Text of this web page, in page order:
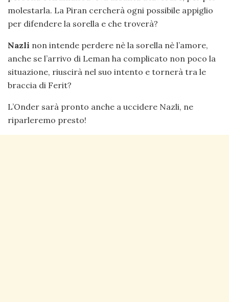
molestarla. La Piran cercherà ogni possibile appiglio
per difendere la sorella e che troverà?
Nazli non intende perdere nè la sorella nè l’amore,
anche se l’arrivo di Leman ha complicato non poco la
situazione, riuscirà nel suo intento e tornerà tra le
braccia di Ferit?
L’Onder sarà pronto anche a uccidere Nazli, ne
riparleremo presto!